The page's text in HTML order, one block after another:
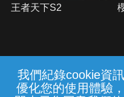
我們紀錄cookie資
優化您的使用體驗
王者天下S2
常見問題 線上客服